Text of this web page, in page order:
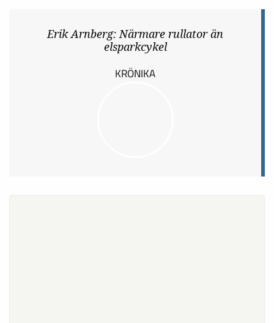
Erik Arnberg: Närmare rullator än
elsparkcykel
KRÖNIKA